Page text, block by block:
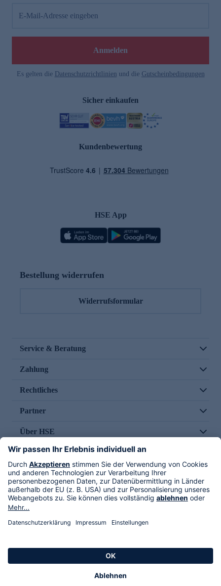
E-Mail-Adresse eingeben
Anmelden
Es gelten die Datenschutzrichtlinien und die Gutscheinbedingungen
Sicher einkaufen
Kundenbewertung
HSE App
Bestellung widerrufen
Widerrufsformular
Service & Beratung
Zahlung
Rechtliches
Partner
Über HSE
Im TV
HSE International